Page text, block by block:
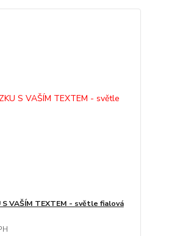
S VAŠÍM TEXTEM - světle fialová